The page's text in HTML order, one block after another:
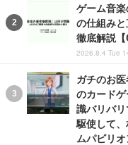
ゲーム音
の仕組み
徹底解説【
2026.8.4 Tue
ガチのお
のカード
識バリバ
駆使して
ムパビリオ